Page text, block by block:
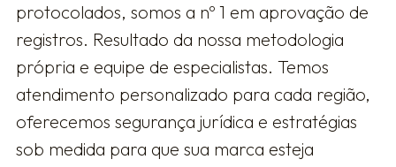
protocolados, somos a nº 1 em aprovação de
registros. Resultado da nossa metodologia
própria e equipe de especialistas. Temos
atendimento personalizado para cada região,
oferecemos segurança jurídica e estratégias
sob medida para que sua marca esteja